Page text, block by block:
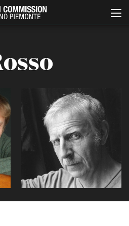
Italiano English
EVENTI, SPECIALI
Anteprime in Piemonte
TFI Torino Film Industry -